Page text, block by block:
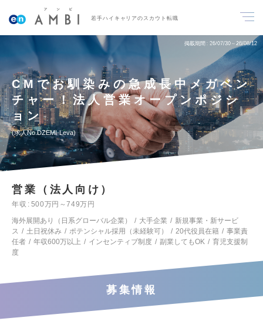
若手ハイキャリアのスカウト転職
掲載期間 26/07/30～26/08/12
CMでお馴染みの急成長中メガベン
チャー！法人営業オープンポジシ
ョン
求人No.DZEMI-Leva
営業（法人向け）
年収
500万円～749万円
海外展開あり（日系グローバル企業）
大手企業
新規事業・新サービ
ス
土日祝休み ポテンシャル採用（未経験可） 20代役員在籍
事業責
任者
年収600万以上 インセンティブ制度 副業してもOK
育児支援制
度
募集情報